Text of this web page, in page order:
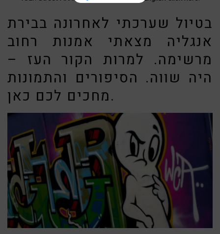
בטיול שערכתי לאחרונה בבירת
אנגליה מצאתי אמנות רחוב
מרשימה. למרות הקור העז –
היה שווה. הסיפורים והתמונות
מחכים לכם כאן.